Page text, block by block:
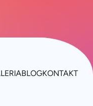
BLOGKONTAKT